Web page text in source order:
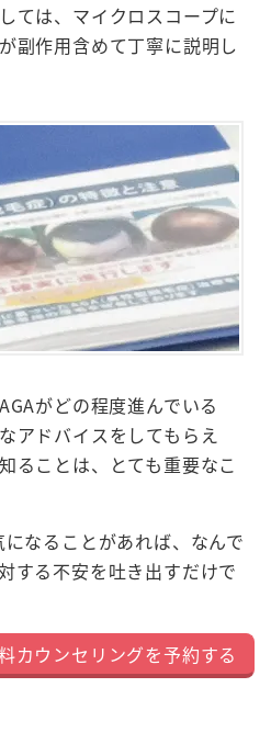
ては、マイクロスコープに
副作用含めて丁寧に説明し
がどの程度進んでいる
アドバイスをしてもらえ
ることは、とても重要なこ
なることがあれば、なんで
する不安を吐き出すだけで
カウンセリングを予約する